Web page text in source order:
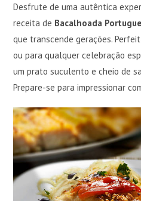
Desfrute de uma autêntica
receita de Bacalhoada
que transcende gerações.
ou para qualquer celebração
um prato suculento e cheio de
Prepare-se para impressionar